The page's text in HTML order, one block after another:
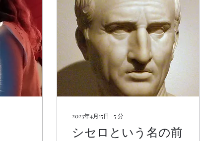
2023年4月15日 ∙ 5分
シセロという名の前